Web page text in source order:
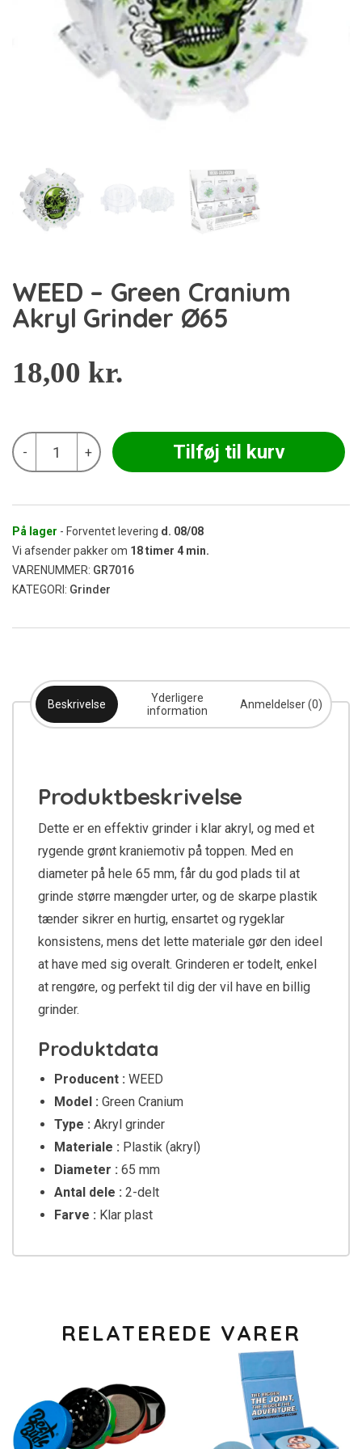
WEED – Green Cranium
Akryl Grinder Ø65
18,00 kr.
-
WEED
Green
Ø65
antal
+ Tilføj til kurv
På lager - Forventet levering d. 08/08
Vi afsender pakker om 18timer 4 min.
VARENUMMER: GR7016
KATEGORI: Grinder
Beskrivelse
Yderligere
information
Anmeldelser (0)
Produktbeskrivelse
Dette er en effektiv grinder i klar akryl, og med et
rygende grønt kraniemotiv på toppen. Med en
diameter på hele 65 mm, får du god plads til at
grinde større mængder urter, og de skarpe plastik
tænder sikrer en hurtig, ensartet og rygeklar
konsistens, mens det lette materiale gør den ideel
at have med sig overalt. Grinderen er todelt, enkel
at rengøre, og perfekt til dig der vil have en billig
grinder.
Produktdata
Producent : WEED
Model : Green Cranium
Type : Akryl grinder
Materiale : Plastik (akryl)
Diameter : 65 mm
Antal dele : 2-delt
Farve : Klar plast
RELATEREDE VARER